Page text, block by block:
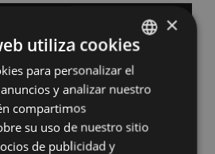
BASQUE
SPANISH
×
utiliza cookies
para personalizar el
y analizar nuestro
compartimos
su uso de nuestro sitio
de publicidad y